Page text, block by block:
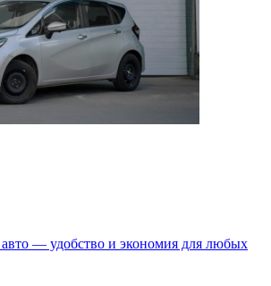
— удобство и экономия для любых